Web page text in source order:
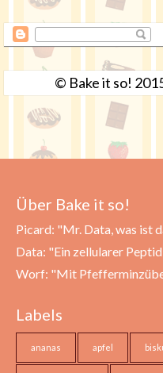
© Bake it so!
Über Bake it so!
Picard: "Mr. Data, was ist
Data: "Ein zellularer
Worf: "Mit
Labels
ananas apfel